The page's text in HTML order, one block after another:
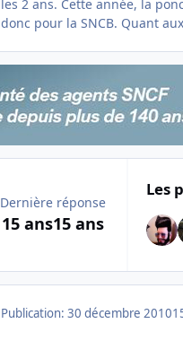
les 2 ans. Cette année, la
donc pour la SNCB. Quant
Dernière réponse
15 ans15 ans
Les
Publication: 30 décembre 2010